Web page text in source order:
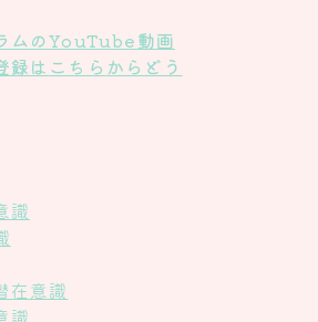
ムのYouTube動画
録は こちら からどう
識
在意識
識